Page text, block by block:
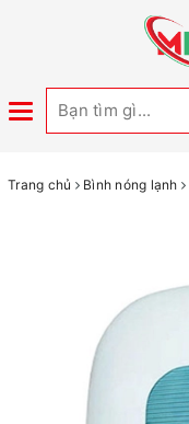
Toggle
Trang chủ Bình nóng lạnh